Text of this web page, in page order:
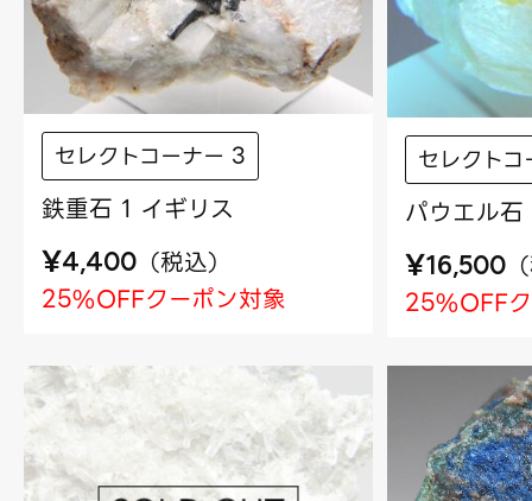
セレクトコーナー 3
鉄重石 1 イギリス
¥4,400 （税込）
25%OFFクーポン対象
セレクト
パウエル
¥16,500 （
25%OFF